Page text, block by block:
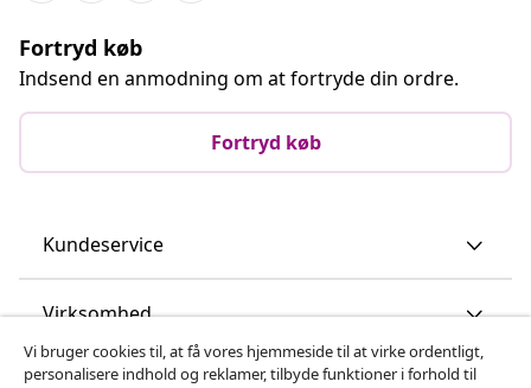
Fortryd køb
Indsend en anmodning om at fortryde din ordre.
Fortryd køb
Kundeservice
Virksomhed
vidaXL
Vi bruger cookies til, at få vores hjemmeside til at virke ordentligt,
personalisere indhold og reklamer, tilbyde funktioner i forhold til